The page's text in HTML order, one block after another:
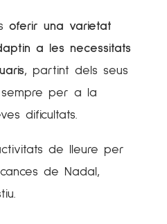
oferir una varietat
a les necessitats
, partint dels seus
per a la
dificultats.
de lleure per
de Nadal,